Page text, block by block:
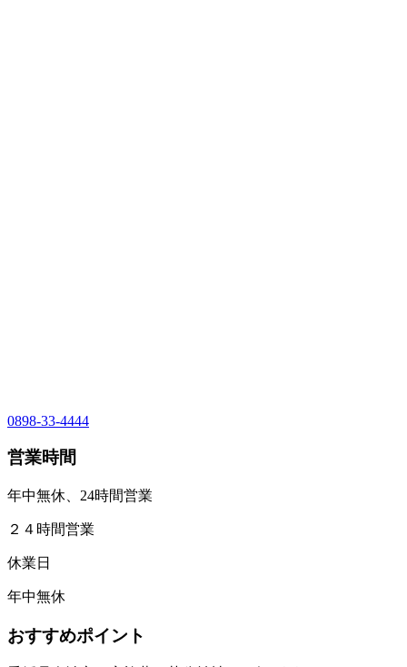
0898-33-4444
営業時間
年中無休、24時間営業
２４時間営業
休業日
年中無休
おすすめポイント